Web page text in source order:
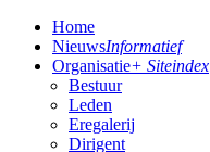
Home
NieuwsInformatief
Organisatie+ Siteindex
Bestuur
Leden
Eregalerij
Dirigent